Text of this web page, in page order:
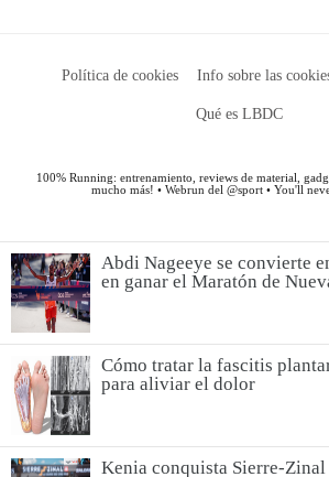
Abdi Nageeye se convierte
en ganar el Maratón de
Cómo tratar la fascitis
para aliviar el dolor
Kenia conquista Sierre-Zinal